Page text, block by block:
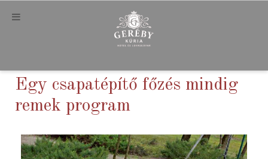
Egy csapatépítő főzés mindig
remek program